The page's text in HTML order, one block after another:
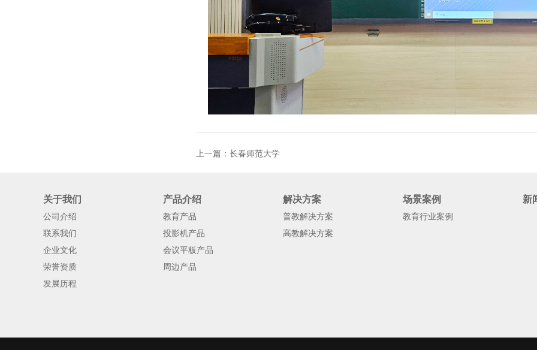
上一篇： 长春师范大学
关于我们
公司介绍
联系我们
企业文化
荣誉资质
发展历程
产品介绍
教育产品
投影机产品
会议平板产品
周边产品
解决方案
普教解决方案
高教解决方案
场景案例
教育行业案例
新